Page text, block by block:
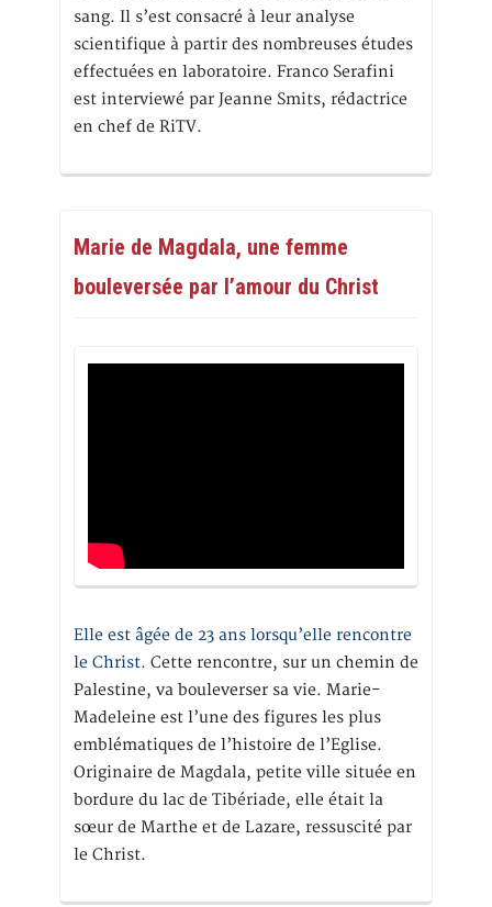
sang. Il s’est consacré à leur analyse
scientifique à partir des nombreuses études
effectuées en laboratoire. Franco Serafini
est interviewé par Jeanne Smits, rédactrice
en chef de RiTV.
Marie de Magdala, une femme
bouleversée par l’amour du Christ
Elle est âgée de 23 ans lorsqu’elle rencontre
le Christ. Cette rencontre, sur un chemin de
Palestine, va bouleverser sa vie. Marie-
Madeleine est l’une des figures les plus
emblématiques de l’histoire de l’Eglise.
Originaire de Magdala, petite ville située en
bordure du lac de Tibériade, elle était la
sœur de Marthe et de Lazare, ressuscité par
le Christ.